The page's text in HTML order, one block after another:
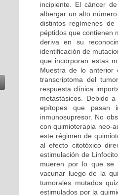
incipiente. El cáncer
albergar un alto
distintos regímenes
péptidos que contienen
deriva en su
identificación de
que incorporan estas
Muestra de lo
transcriptoma del
respuesta clínica
metastásicos. Debido
epítopes que pasan
inmunosupresor. No
con quimioterapia neo-
este régimen de
al efecto citotóxico
estimulación de
mueren por lo que se
vacunar luego de la
tumorales mutados
estimulados por la